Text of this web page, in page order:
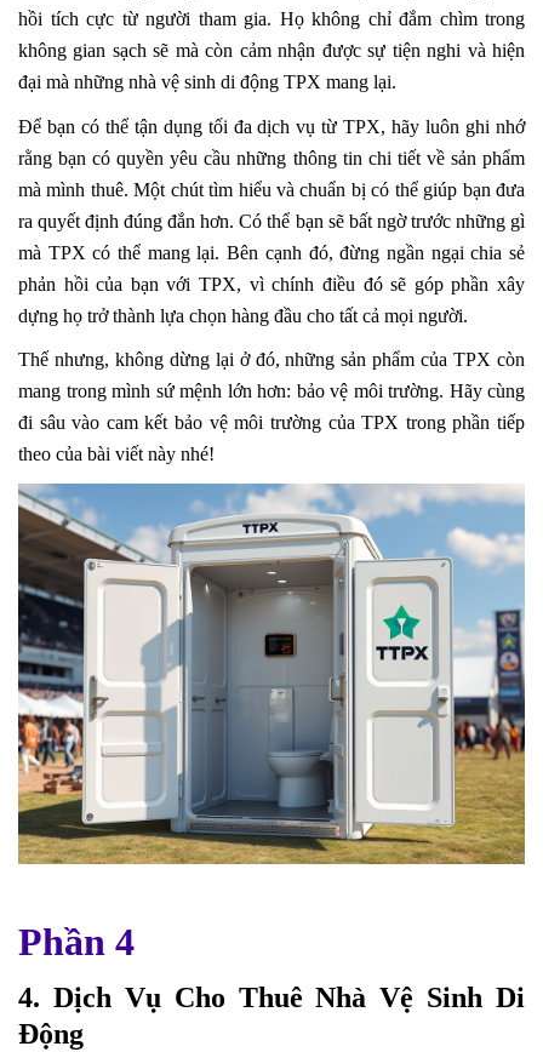
hồi tích cực từ người tham gia. Họ không chỉ đắm chìm trong
không gian sạch sẽ mà còn cảm nhận được sự tiện nghi và hiện
đại mà những nhà vệ sinh di động TPX mang lại.
Để bạn có thể tận dụng tối đa dịch vụ từ TPX, hãy luôn ghi nhớ
rằng bạn có quyền yêu cầu những thông tin chi tiết về sản phẩm
mà mình thuê. Một chút tìm hiểu và chuẩn bị có thể giúp bạn đưa
ra quyết định đúng đắn hơn. Có thể bạn sẽ bất ngờ trước những gì
mà TPX có thể mang lại. Bên cạnh đó, đừng ngần ngại chia sẻ
phản hồi của bạn với TPX, vì chính điều đó sẽ góp phần xây
dựng họ trở thành lựa chọn hàng đầu cho tất cả mọi người.
Thế nhưng, không dừng lại ở đó, những sản phẩm của TPX còn
mang trong mình sứ mệnh lớn hơn: bảo vệ môi trường. Hãy cùng
đi sâu vào cam kết bảo vệ môi trường của TPX trong phần tiếp
theo của bài viết này nhé!
Phần 4
4. Dịch Vụ Cho Thuê Nhà Vệ Sinh Di
Động